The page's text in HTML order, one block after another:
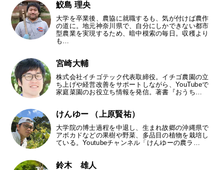
鮫島 理央
大学を卒業後、農協に就職するも、気が付けば農作
の道に。地元神奈川県で、自分にしかできない都市
型農業を実現するため、暗中模索の毎日。収穫より
も…
宮崎大輔
株式会社イチゴテック代表取締役。イチゴ農園の立
ち上げや経営改善をサポートしながら、YouTubeで
家庭菜園のお役立ち情報を発信。著書『おうち…
けんゆー （上原賢祐）
大学院の博士過程を中退し、生まれ故郷の沖縄県で
アボカドなどの果樹や野菜、多品目の植物を栽培し
ている。Youtubeチャンネル「けんゆーの農ラ…
鈴木 雄人